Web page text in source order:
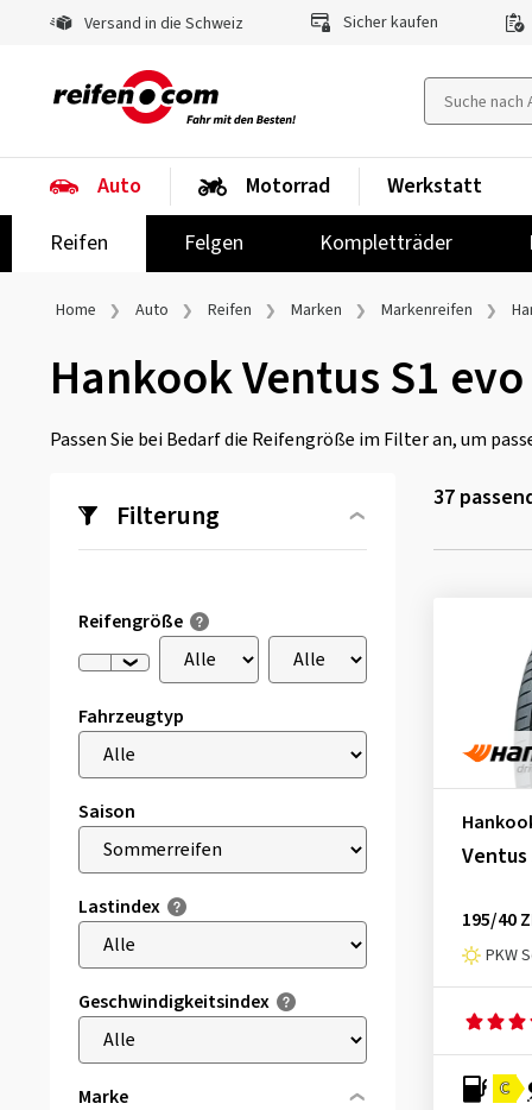
Versand in die Schweiz Sicher kaufen
Auto
Reifen
Felgen Kompletträder
Motorrad Werkstatt
Home Auto Reifen Marken Markenreifen
Hankook Ventus S1 evo
Passen Sie bei Bedarf die Reifengröße im Filter an, um
Filterung
Reifengröße
Fahrzeugtyp
Saison
Lastindex
Geschwindigkeitsindex
Marke
37
Ventus
195/40
PKW
C